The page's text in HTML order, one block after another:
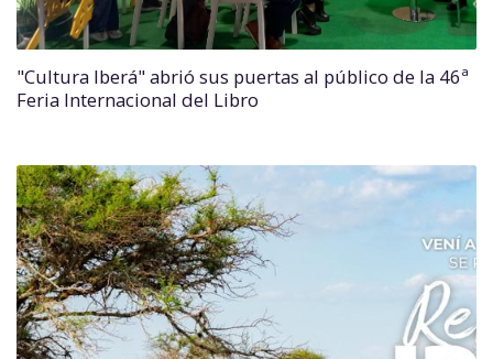
"Cultura Iberá" abrió sus puertas al público de la 46ª
Feria Internacional del Libro